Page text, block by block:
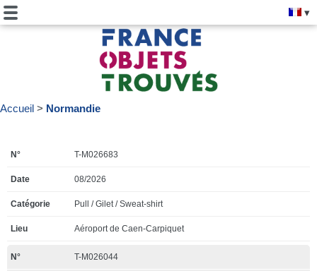
Accueil Normandie
T-M026683
08/2026
Pull / Gilet / Sweat-shirt
Aéroport de Caen-Carpiquet
T-M026044